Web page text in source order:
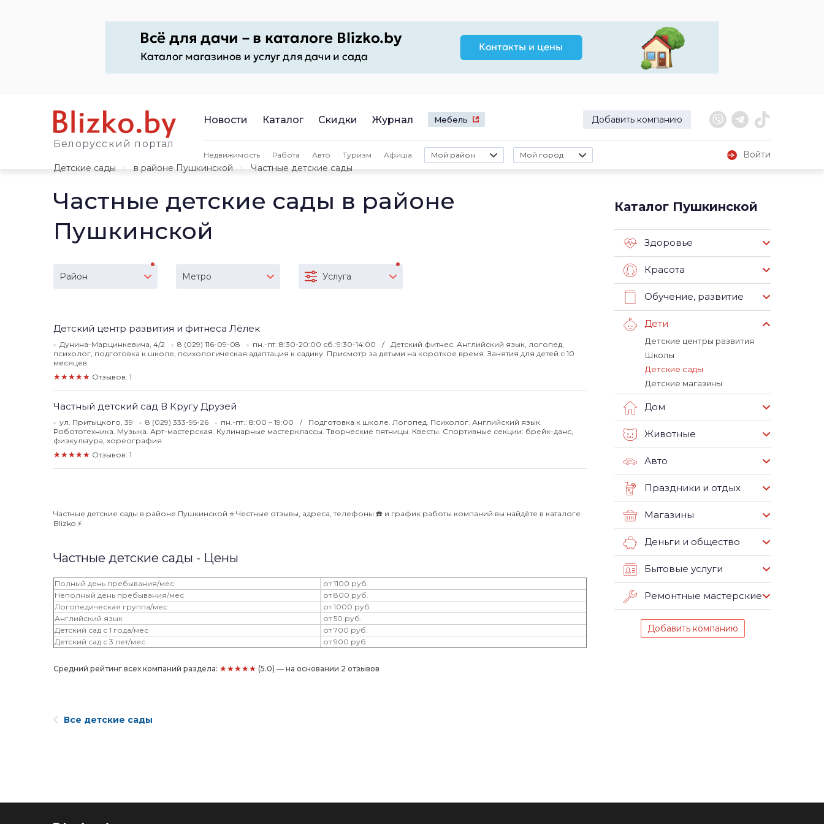
Белорусский портал
Новости Каталог Скидки Журнал Мебель Добавить компанию
Недвижимость Работа Авто Туризм Афиша Мой район Мой город
Войти
Детские сады
в районе Пушкинской Частные детские сады
Частные детские сады в районе
Пушкинской
Район Метро Услуга
Детский центр развития и фитнеса Лёлек
Дунина-Марцинкевича, 4/2 8 (029) 116-09-08 пн.-пт.:8:30-20:00 сб.:9:30-14:00
Детский фитнес. Английский язык, логопед,
психолог, подготовка к школе, психологическая адаптация к садику. Присмотр за детьми на короткое время. Занятия для детей с 10
месяцев.
★★★★★ Отзывов: 1
Частный детский сад В Кругу Друзей
ул. Притыцкого, 39 8 (029) 333-95-26 пн.-пт.: 8:00 – 19:00
Подготовка к школе. Логопед. Психолог. Английский язык.
Робототехника. Музыка. Арт-мастерская. Кулинарные мастерклассы. Творческие пятницы. Квесты. Спортивные секции: брейк-данс,
физкультура, хореография.
★★★★★ Отзывов: 1
Частные детские сады в районе Пушкинской ⭐️ Честные отзывы, адреса, телефоны ☎️ и график работы компаний вы найдёте в каталоге
Blizko ⚡️
Частные детские сады - Цены
Полный день пребывания/мес
от 1100 руб.
Неполный день пребывания/мес
от 800 руб.
Логопедическая группа/мес
от 1000 руб.
Английский язык
от 50 руб.
Детский сад с 1 года/мес
от 700 руб.
Детский сад с 3 лет/мес
от 900 руб.
Средний рейтинг всех компаний раздела: ★★★★★ (5.0) — на основании 2 отзывов
Каталог Пушкинской
Здоровье
Красота
Обучение, развитие
Дети
Детские центры развития
Школы
Детские сады
Детские магазины
Дом
Животные
Авто
Праздники и отдых
Магазины
Деньги и общество
Бытовые услуги
Ремонтные мастерские
Добавить компанию
Все детские сады